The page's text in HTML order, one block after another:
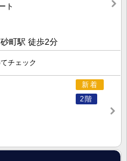
ト
町駅 徒歩2分
チェック
新着
2階